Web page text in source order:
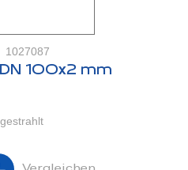
1027087
100x2 mm